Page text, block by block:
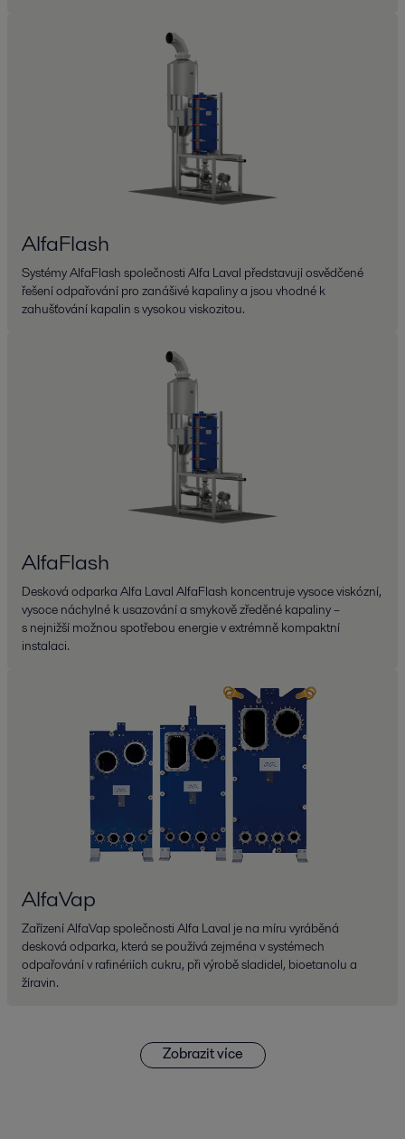
AlfaFlash
Systémy AlfaFlash společnosti Alfa Laval představují osvědčené
řešení odpařování pro zanášivé kapaliny a jsou vhodné k
zahušťování kapalin s vysokou viskozitou.
AlfaFlash
Desková odparka Alfa Laval AlfaFlash koncentruje vysoce viskózní,
vysoce náchylné k usazování a smykově zředěné kapaliny –
s nejnižší možnou spotřebou energie v extrémně kompaktní
instalaci.
AlfaVap
Zařízení AlfaVap společnosti Alfa Laval je na míru vyráběná
desková odparka, která se používá zejména v systémech
odpařování v rafinériích cukru, při výrobě sladidel, bioetanolu a
žíravin.
Zobrazit více